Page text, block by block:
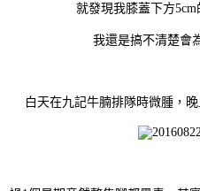
就發現我膝蓋下方
我還是搞不清楚會
白天在九記牛腩排隊時微腫，